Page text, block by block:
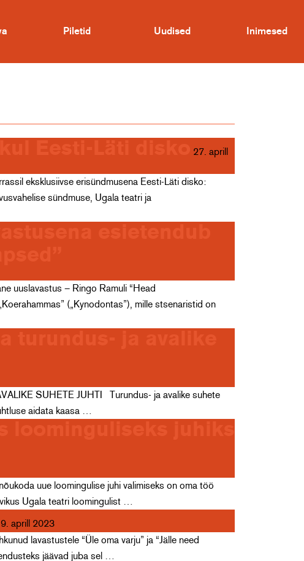
Piletid Uudised Inimesed
27. aprill
eksklusiivse erisündmusena Eesti-Läti disko:
sündmuse, Ugala teatri ja
uuslavastus – Ringo Ramuli “Head
(„Kynodontas”), mille stsenaristid on
SUHETE JUHTI Turundus- ja avalike suhete
aidata kaasa …
uue loomingulise juhi valimiseks on oma töö
Ugala teatri loomingulist …
aprill 2023
lavastustele “Üle oma varju” ja “Jälle need
jäävad juba sel …